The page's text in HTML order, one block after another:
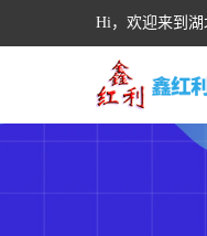
Hi，欢迎来到